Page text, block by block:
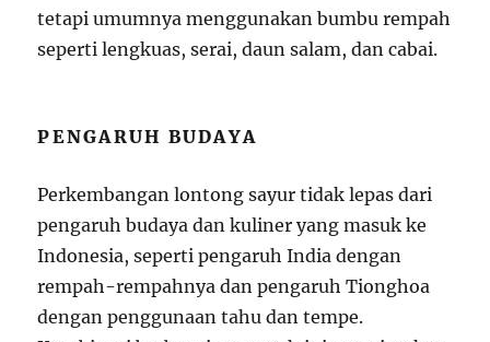
tetapi umumnya menggunakan bumbu rempah
seperti lengkuas, serai, daun salam, dan cabai.
PENGARUH BUDAYA
Perkembangan lontong sayur tidak lepas dari
pengaruh budaya dan kuliner yang masuk ke
Indonesia, seperti pengaruh India dengan
rempah-rempahnya dan pengaruh Tionghoa
dengan penggunaan tahu dan tempe.